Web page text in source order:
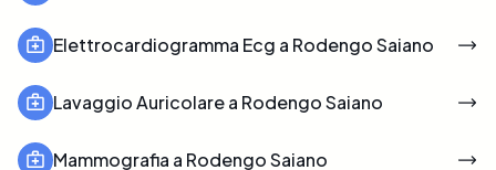
Elettrocardiogramma Ecg a Rodengo Saiano
Lavaggio Auricolare a Rodengo Saiano
Mammografia a Rodengo Saiano